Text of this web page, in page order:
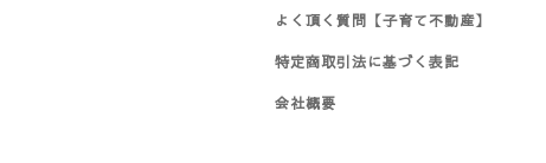
よく頂く質問【子育て不動産】
特定商取引法に基づく表記
会社概要